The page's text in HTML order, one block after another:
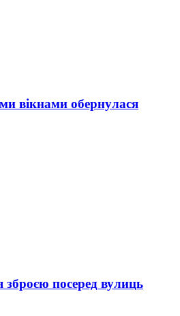
вікнами обернулася
посеред вулиць